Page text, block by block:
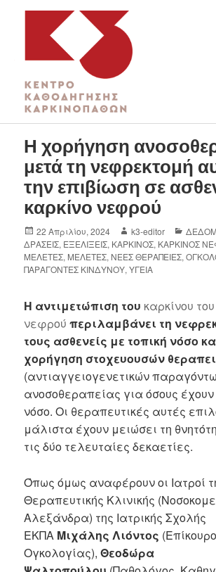
K3
ΚΕΝΤΡΟ ΚΑΘΟΔΗΓΗΣΗΣ ΚΑΡΚΙΝΟΠΑΘΩΝ
Η χορήγηση
μετά τη νεφρεκτομή
την επιβίωση σε
καρκίνο νεφρού
22 Απριλίου, 2024 k3-editor
ΔΡΑΣΕΙΣ, ΕΞΕΛΙΞΕΙΣ, ΚΑΡΚΙΝΟΣ, ΚΑΡΚΙΝΟΣ
ΜΕΛΕΤΕΣ, ΜΕΛΕΤΕΣ, ΝΕΕΣ ΘΕΡΑΠΕΙΕΣ,
ΠΑΡΑΓΟΝΤΕΣ ΚΙΝΔΥΝΟΥ,ΥΓΕΙΑ
Η αντιμετώπιση του καρκίνου του
νεφρού περιλαμβάνει τη
τους ασθενείς με τοπική νόσο
χορήγηση στοχευουσών
(αντιαγγειογενετικών
ανοσοθεραπείας για όσους
νόσο. Οι θεραπευτικές αυτές
μάλιστα έχουν μειώσει τη
τις δύο τελευταίες δεκαετίες.
Όπως όμως αναφέρουν οι Ιατροί
Θεραπευτικής Κλινικής
Αλεξάνδρα) της Ιατρικής Σχολής
ΕΚΠΑ Μιχάλης Λιόντος
Ογκολογίας),Θεοδώρα